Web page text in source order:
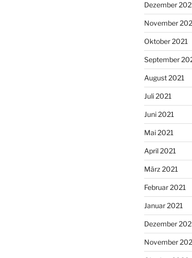
Dezember
November
Oktober 2021
September
August 2021
Juli 2021
Juni 2021
Mai 2021
April 2021
März 2021
Februar 2021
Januar 2021
Dezember
November